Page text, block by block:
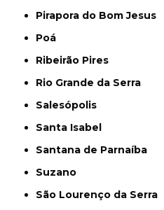
Pirapora do Bom Jesus
Poá
Ribeirão Pires
Rio Grande da Serra
Salesópolis
Santa Isabel
Santana de Parnaíba
Suzano
São Lourenço da Serra